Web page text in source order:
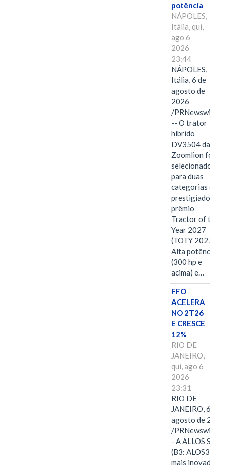
potência
NÁPOLES,
Itália, qui,
ago 6
2026
23:44
NÁPOLES,
Itália, 6 de
agosto de
2026
/PRNewswire/
-- O trator
híbrido
DV3504 da
Zoomlion foi
selecionado
para duas
categorias do
prestigiado
prêmio
Tractor of the
Year 2027
(TOTY 2027:
Alta potência
(300 hp e
acima) e…
FFO
ACELERA
NO 2T26
E CRESCE
12%
RIO DE
JANEIRO,
qui, ago 6
2026
23:31
RIO DE
JANEIRO, 6 de
agosto de 2026
/PRNewswire/ -
- A ALLOS S.A.
(B3: ALOS3), a
mais inovadora